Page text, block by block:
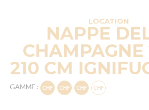
LOCATION
NAPPE
CHAMPAGNE
210 CM
GAMME :